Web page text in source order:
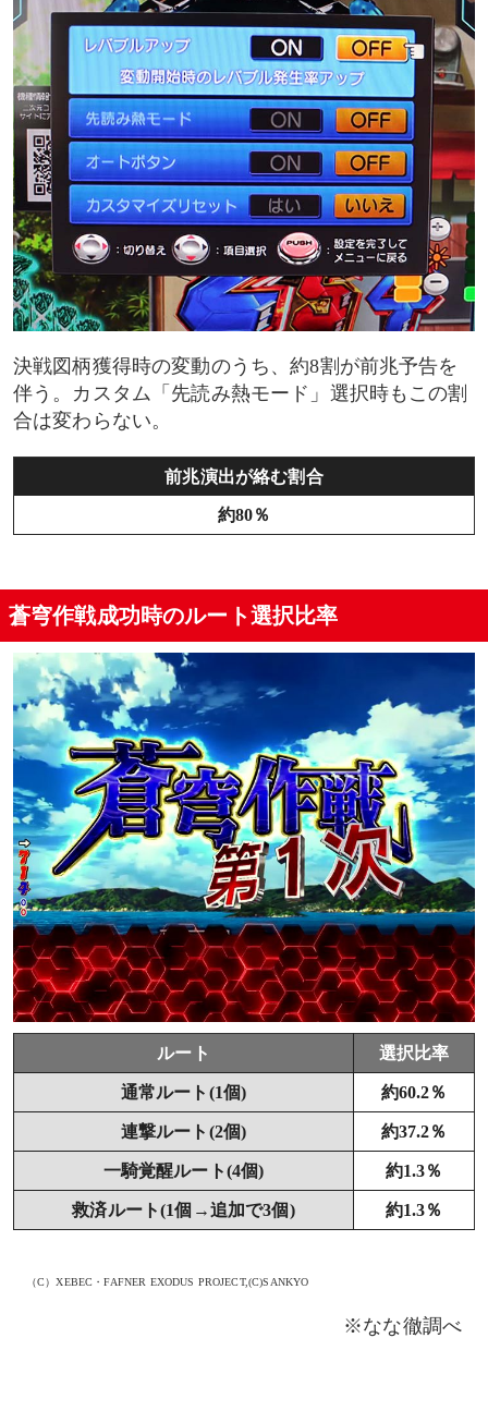
決戦図柄獲得時の変動のうち、約8割が前兆予告を
伴う。カスタム「先読み熱モード」選択時もこの割
合は変わらない。
前兆演出が絡む割合
約80％
蒼穹作戦成功時のルート選択比率
ルート 選択比率
通常ルート(1個) 約60.2％
連撃ルート(2個) 約37.2％
一騎覚醒ルート(4個) 約1.3％
救済ルート(1個→追加で3個) 約1.3％
（C）XEBEC・FAFNER EXODUS PROJECT,(C)SANKYO
※なな徹調べ